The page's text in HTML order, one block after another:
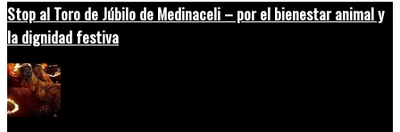
Stop al Toro de Júbilo de Medinaceli – por el bienestar animal y
la dignidad festiva